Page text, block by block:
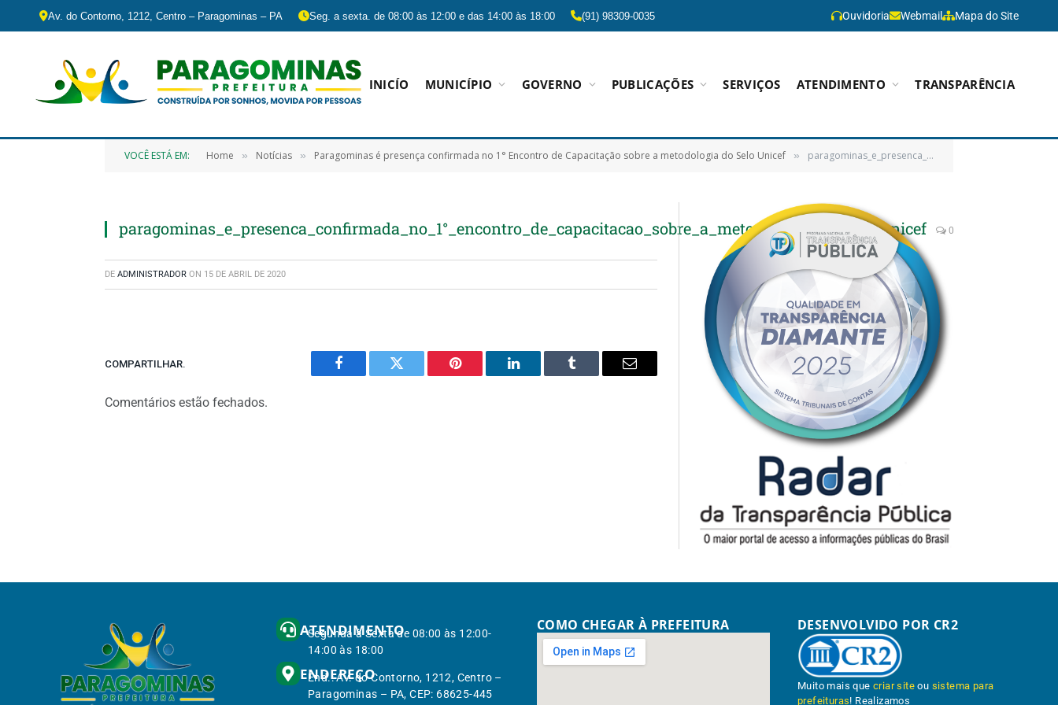
Av. do Contorno, 1212, Centro – Paragominas – PA Seg. a sexta. de 08:00 às 12:00 e das 14:00 às 18:00 (91) 98309-0035 Ouvidoria Webmail Mapa do Site
INICÍO MUNICÍPIO GOVERNO PUBLICAÇÕES SERVIÇOS ATENDIMENTO TRANSPARÊNCIA
VOCÊ ESTÁ EM: Home » Notícias » Paragominas é presença confirmada no 1° Encontro de Capacitação sobre a metodologia do Selo Unicef » paragominas_e_presenca_confirmada_no_1°_encontro_de_capacitacao_sobre_a_metodologia_do_selo_unicef
paragominas_e_presenca_confirmada_no_1°_encontro_de_capacitacao_sobre_a_metodologia_do_selo_unicef 0
DE ADMINISTRADOR ON 15 DE ABRIL DE 2020
COMPARTILHAR.
Facebook Twitter Pinterest LinkedIn Tumblr Email
Comentários estão fechados.
ATENDIMENTO
Segunda à Sexta de 08:00 às 12:00-
14:00 às 18:00
ENDEREÇO
End.: Av. do Contorno, 1212, Centro –
Paragominas – PA, CEP: 68625-445
COMO CHEGAR À PREFEITURA DESENVOLVIDO POR CR2
Muito mais quecriar site ou sistema para
prefeituras! Realizamos